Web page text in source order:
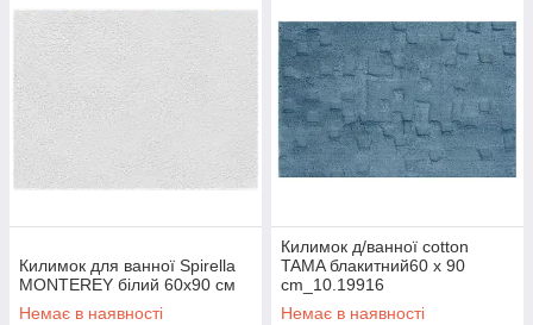
Килимок для ванної Spirella
MONTEREY білий 60х90 см
Немає в наявності
Килимок д/ванної cotton
TAMA блакитний60 x 90
cm_10.19916
Немає в наявності